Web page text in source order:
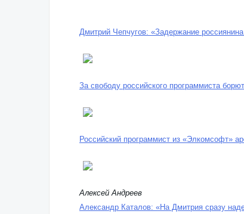
Дмитрий Чепчугов: «Задержание
За свободу российского программиста
Российский программист из «Элкомсофт»
Алексей Андреев
Александр Каталов: «На Дмитрия сразу